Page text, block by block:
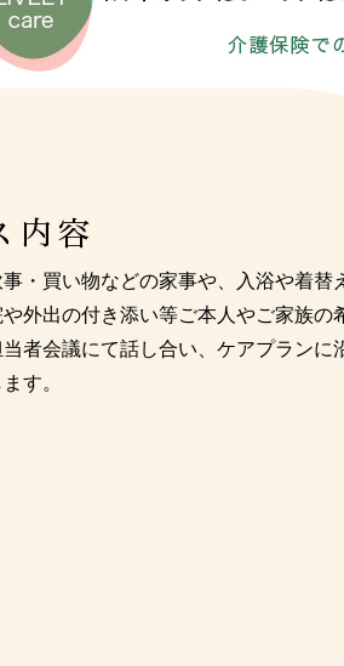
・買い物などの家事や、入浴や着替
外出の付き添い等ご本人やご家族の
者会議にて話し合い、ケアプランに
す。